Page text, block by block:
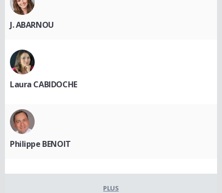
J. ABARNOU
Laura CABIDOCHE
Philippe BENOIT
PLUS